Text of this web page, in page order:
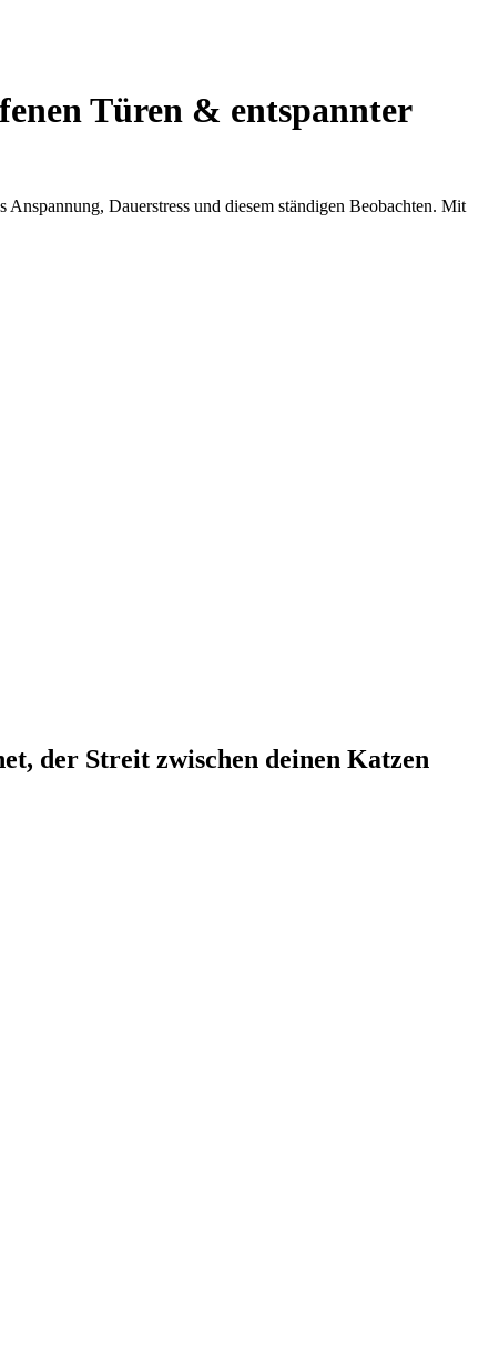
Türen & entspannter
Dauerstress und diesem ständigen Beobachten. Mit
der Streit zwischen deinen Katzen